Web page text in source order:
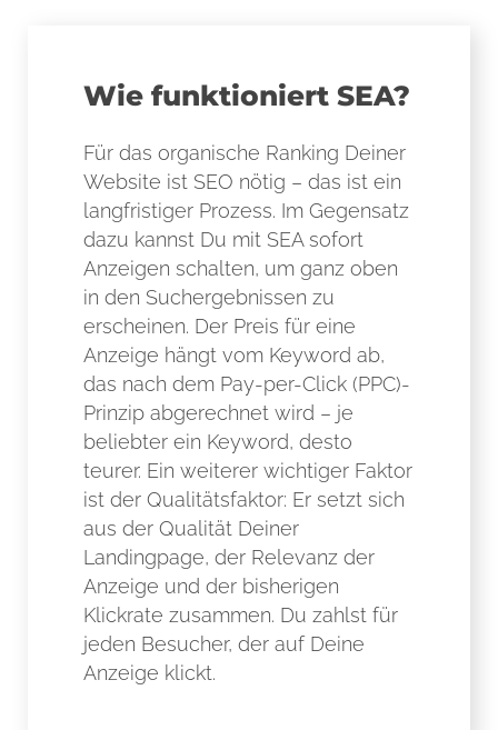
Wie funktioniert SEA?
Für das organische Ranking Deiner
Website ist SEO nötig – das ist ein
langfristiger Prozess. Im Gegensatz
dazu kannst Du mit SEA sofort
Anzeigen schalten, um ganz oben
in den Suchergebnissen zu
erscheinen. Der Preis für eine
Anzeige hängt vom Keyword ab,
das nach dem Pay-per-Click (PPC)-
Prinzip abgerechnet wird – je
beliebter ein Keyword, desto
teurer. Ein weiterer wichtiger Faktor
ist der Qualitätsfaktor: Er setzt sich
aus der Qualität Deiner
Landingpage, der Relevanz der
Anzeige und der bisherigen
Klickrate zusammen. Du zahlst für
jeden Besucher, der auf Deine
Anzeige klickt.